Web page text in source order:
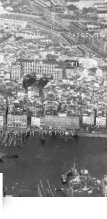
WITH HISTORY
TERRAIN PASSEURS
ŒUVRES PIED DE